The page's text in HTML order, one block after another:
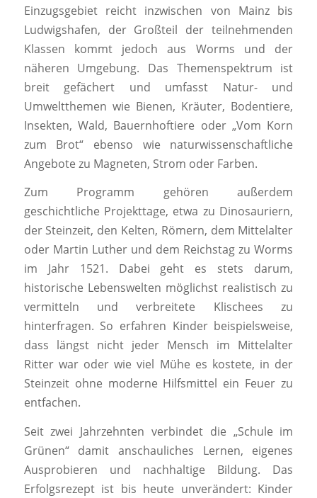
Einzugsgebiet reicht inzwischen von Mainz bis
Ludwigshafen, der Großteil der teilnehmenden
Klassen kommt jedoch aus Worms und der
näheren Umgebung. Das Themenspektrum ist
breit gefächert und umfasst Natur- und
Umweltthemen wie Bienen, Kräuter, Bodentiere,
Insekten, Wald, Bauernhoftiere oder „Vom Korn
zum Brot“ ebenso wie naturwissenschaftliche
Angebote zu Magneten, Strom oder Farben.
Zum Programm gehören außerdem
geschichtliche Projekttage, etwa zu Dinosauriern,
der Steinzeit, den Kelten, Römern, dem Mittelalter
oder Martin Luther und dem Reichstag zu Worms
im Jahr 1521. Dabei geht es stets darum,
historische Lebenswelten möglichst realistisch zu
vermitteln und verbreitete Klischees zu
hinterfragen. So erfahren Kinder beispielsweise,
dass längst nicht jeder Mensch im Mittelalter
Ritter war oder wie viel Mühe es kostete, in der
Steinzeit ohne moderne Hilfsmittel ein Feuer zu
entfachen.
Seit zwei Jahrzehnten verbindet die „Schule im
Grünen“ damit anschauliches Lernen, eigenes
Ausprobieren und nachhaltige Bildung. Das
Erfolgsrezept ist bis heute unverändert: Kinder